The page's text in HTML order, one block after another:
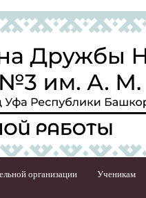
организации Ученикам